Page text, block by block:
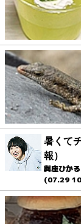
暑くて
報）
與座ひかる
(07.29